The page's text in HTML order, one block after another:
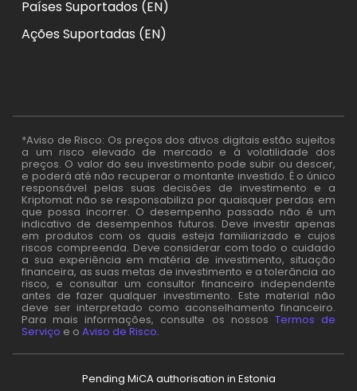
Países Suportados (EN)
Ações Suportadas (EN)
*Aviso de Risco: Os preços dos ativos digitais estão sujeitos
a um risco elevado de mercado e à volatilidade dos
preços. O valor do seu investimento pode subir ou descer,
e poderá até não recuperar o montante investido. É o único
responsável pelas suas decisões de investimento e a
Kriptomat não se responsabiliza por quaisquer perdas em
que possa incorrer. O desempenho passado não é um
indicativo de desempenhos futuros. Deve investir apenas
em produtos com os quais esteja familiarizado e cujos
riscos compreenda. Deve considerar com todo o cuidado
a sua experiência em matéria de investimento, situação
financeira, as suas metas de investimento e a tolerância ao
risco, e consultar um consultor financeiro independente
antes de fazer qualquer investimento. Este material não
deve ser interpretado como aconselhamento financeiro.
Para mais informações, consulte os nossos Termos de
Serviço e oAviso de Risco.
Pending MiCA authorisation in Estonia